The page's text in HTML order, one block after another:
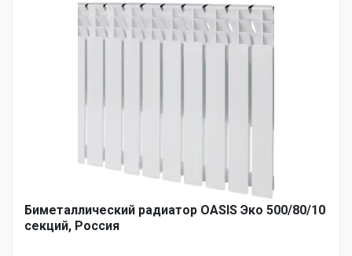
Биметаллический радиатор OASIS Эко 500/80/10
секций, Россия